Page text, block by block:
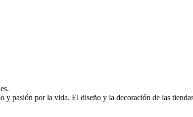
pasión por la vida. El diseño y la decoración de las